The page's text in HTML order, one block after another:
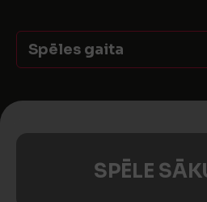
Spēles gaita
SPĒLE